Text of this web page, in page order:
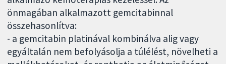
önmagában alkalmazott gemcitabinnal
összehasonlítva:
- a gemcitabin platinával kombinálva alig vagy
egyáltalán nem befolyásolja a túlélést, növelheti a